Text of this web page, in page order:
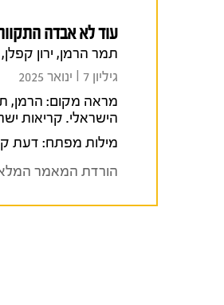
עוד לא אבדה
תמר הרמן, ירון
גיליון 7 I ינואר 2025
מראה מקום:
הישראלי. קריאות ישראליות
מילות מפתח: דעת
הורדת המאמר